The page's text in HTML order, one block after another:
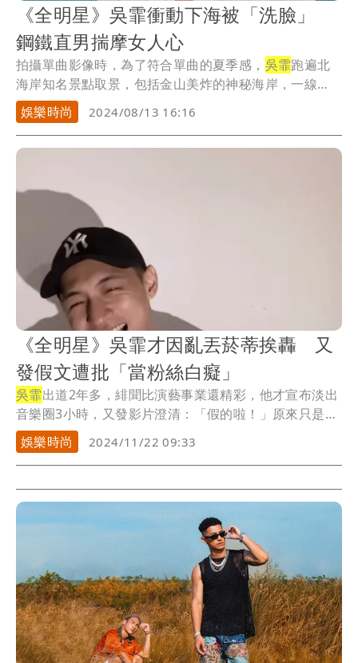
《全明星》吳霏衝動下海被「洗臉」
鋼鐵直男揣摩女人心
拍攝單曲影像時，為了符合單曲的夏季感， 吳霏跑遍北
海岸知名景點取景，包括金山美炸的神秘海岸，一線
天、麟...
娛樂時尚 2024/08/13 16:16
《全明星》吳霏才因亂丟菸蒂挨轟 又
發假文遭批「當粉絲白癡」
吳霏出道2年多，緋聞比演藝事業還精彩，他才宣布淡出
音樂圈3小時，又發影片澄清：「假的啦！」原來只是
要...
娛樂時尚 2024/11/22 09:33